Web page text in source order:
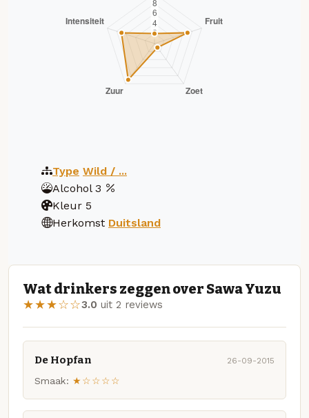
Type Wild / ...
Alcohol 3
Kleur 5
Herkomst Duitsland
Wat drinkers zeggen over Sawa Yuzu
★★★☆☆3.0 uit 2 reviews
De Hopfan 26-09-2015
Smaak: ★☆☆☆☆